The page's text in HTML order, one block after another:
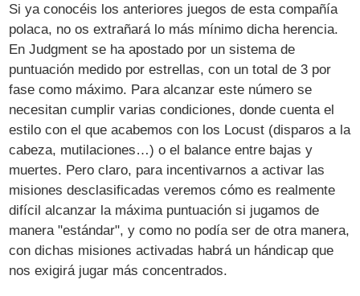
Si ya conocéis los anteriores juegos de esta compañía
polaca, no os extrañará lo más mínimo dicha herencia.
En Judgment se ha apostado por un sistema de
puntuación medido por estrellas, con un total de 3 por
fase como máximo. Para alcanzar este número se
necesitan cumplir varias condiciones, donde cuenta el
estilo con el que acabemos con los Locust (disparos a la
cabeza, mutilaciones…) o el balance entre bajas y
muertes. Pero claro, para incentivarnos a activar las
misiones desclasificadas veremos cómo es realmente
difícil alcanzar la máxima puntuación si jugamos de
manera "estándar", y como no podía ser de otra manera,
con dichas misiones activadas habrá un hándicap que
nos exigirá jugar más concentrados.